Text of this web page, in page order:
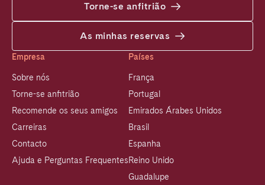
Torne-se anfitrião
As minhas reservas
Empresa
Sobre nós
Torne-se anfitrião
Recomende os seus amigos
Carreiras
Contacto
Ajuda e Perguntas Frequentes
Países
França
Portugal
Emirados Árabes Unidos
Brasil
Espanha
Reino Unido
Guadalupe